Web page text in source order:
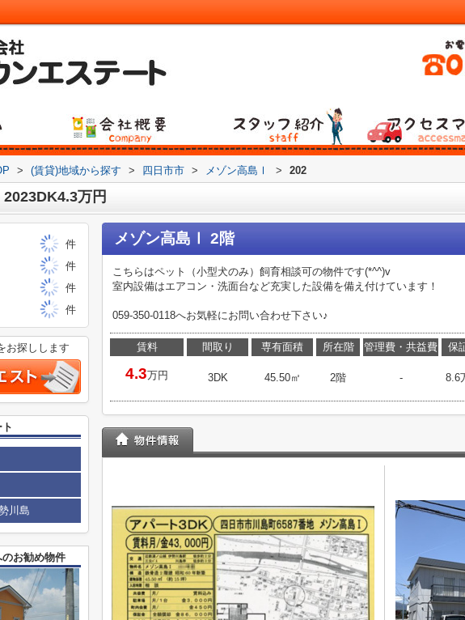
> (賃貸)地域から探す > 四日市市 > メゾン高島Ⅰ > 202
万円
メゾン高島Ⅰ 2階
こちらはペット（小型犬のみ）飼育相談可の物件です(*^^)v
室内設備はエアコン・洗面台など充実した設備を備え付けています！
059-350-0118へお気軽にお問い合わせ下さい♪
賃料
4.3万円
間取り
3DK
専有面積
45.50㎡
所在階
2階
管理費・共益費
-
保
8.6
件
件
件
件
お探しします
川島
お勧め物件